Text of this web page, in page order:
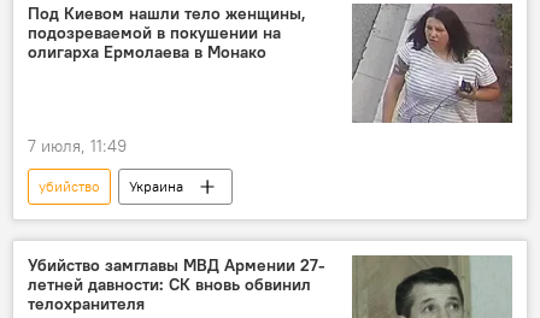
Под Киевом нашли тело женщины,
подозреваемой в покушении на
олигарха Ермолаева в Монако
7 июля, 11:49
убийство Украина
Убийство замглавы МВД Армении 27-
летней давности: СК вновь обвинил
телохранителя